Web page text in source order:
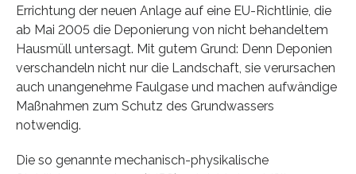
Errichtung der neuen Anlage auf eine EU-Richtlinie, die
ab Mai 2005 die Deponierung von nicht behandeltem
Hausmüll untersagt. Mit gutem Grund: Denn Deponien
verschandeln nicht nur die Landschaft, sie verursachen
auch unangenehme Faulgase und machen aufwändige
Maßnahmen zum Schutz des Grundwassers
notwendig.
Die so genannte mechanisch-physikalische